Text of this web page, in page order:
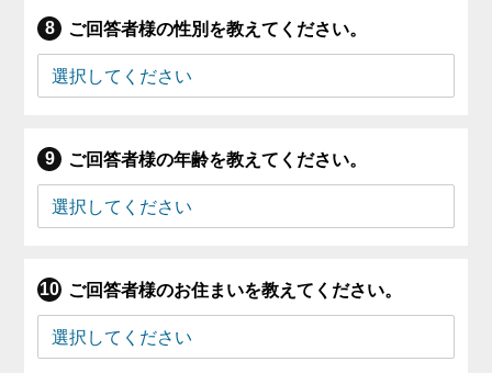
ご回答者様の性別を教えてください。
ご回答者様の年齢を教えてください。
ご回答者様のお住まいを教えてください。